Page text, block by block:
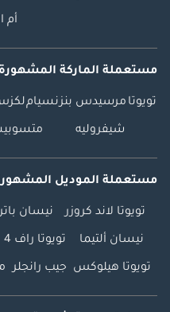
أم
مستعملة الماركة المشهورة
تويوتا مرسيدس بنزنسيام
شيفروليه
مستعملة الموديل
تويوتا لاند كروزر نيسان
نيسان ألتيما تويوتا راف 4
تويوتا هيلوكس جيب رانجلر